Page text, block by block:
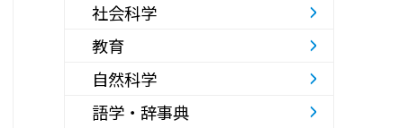
社会科学
教育
自然科学
語学・辞事典